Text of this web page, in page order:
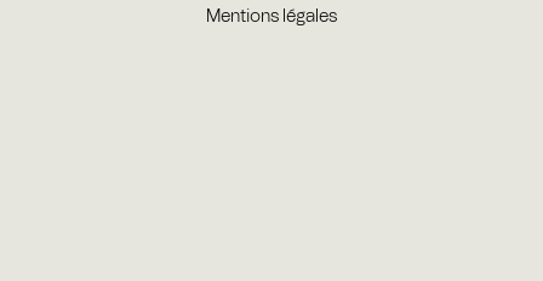
Mentions légales